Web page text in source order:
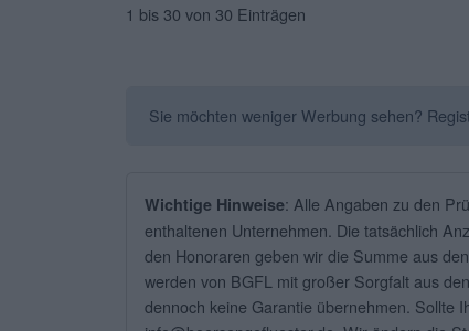
1 bis 30 von 30 Einträgen
Sie möchten weniger Werbung sehen?
Wichtige Hinweise: Alle Angaben zu den
enthaltenen Unternehmen. Die tatsächlich
den Honoraren geben wir die Summe aus
werden von BGFL mit großer Sorgfalt aus
dennoch keine Garantie übernehmen. Sollte